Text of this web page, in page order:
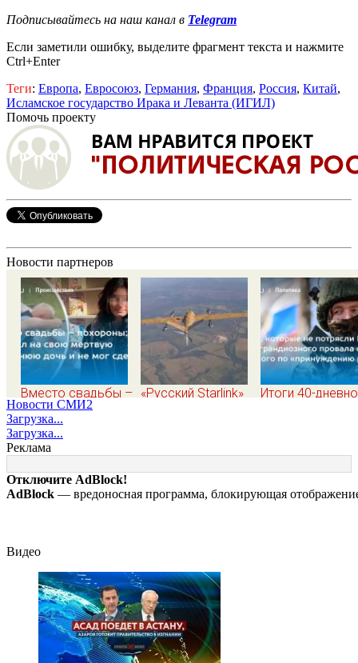
Подписывайтесь на наш канал в Telegram
Если заметили ошибку, выделите фрагмент текста и нажмите
Ctrl+Enter
Теги: Европа, Евросоюз, Германия, Франция, Россия, Китай,
Исламское государство Ирака и Леванта (ИГИЛ)
Помочь проекту
Новости партнеров
Вместо свадьбы –
похороны: отец
смотрел на свою
мертвую 16-
летнюю дочь и не
мог сдержать
слезы
«Русский Starlink»
точность попаданий
по объектам ВСУ
Итоги 40-
Россия, полный
разбор провала
операции
Новости СМИ2
Загрузка...
Загрузка...
Реклама
Отключите AdBlock!
AdBlock — вредоносная программа, блокирующая
Видео